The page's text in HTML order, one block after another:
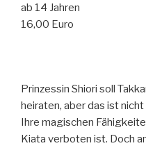
ab 14 Jahren
16,00 Euro
Prinzessin Shiori soll
heiraten, aber das ist
Ihre magischen
Kiata verboten ist. Doch